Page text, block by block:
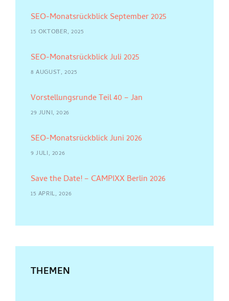
SEO-Monatsrückblick September 2025
15 OKTOBER, 2025
SEO-Monatsrückblick Juli 2025
8 AUGUST, 2025
Vorstellungsrunde Teil 40 – Jan
29 JUNI, 2026
SEO-Monatsrückblick Juni 2026
9 JULI, 2026
Save the Date! – CAMPIXX Berlin 2026
15 APRIL, 2026
THEMEN